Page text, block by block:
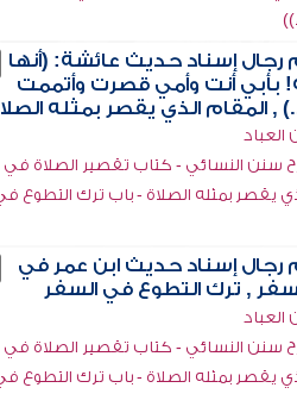
رجال إسناد حديث عائشة: (أنها
بأبي أنت وأمي قصرت وأتممت
الذي يقصر بمثله
النسائي - كتاب تقصير الصلاة في
يقصر بمثله الصلاة - باب ترك التطوع
رجال إسناد حديث ابن عمر في
, ترك التطوع في السفر
النسائي - كتاب تقصير الصلاة في
يقصر بمثله الصلاة - باب ترك التطوع